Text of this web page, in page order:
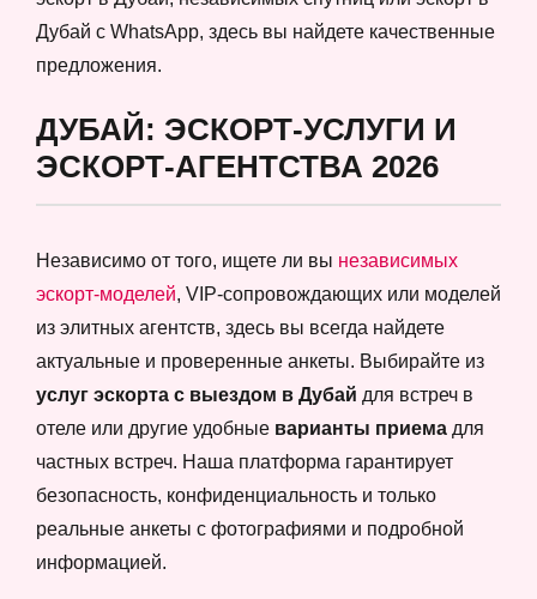
Дубай с WhatsApp, здесь вы найдете качественные
предложения.
ДУБАЙ: ЭСКОРТ-УСЛУГИ И
ЭСКОРТ-АГЕНТСТВА 2026
Независимо от того, ищете ли вы независимых
эскорт-моделей, VIP-сопровождающих или моделей
из элитных агентств, здесь вы всегда найдете
актуальные и проверенные анкеты. Выбирайте из
услуг эскорта с выездом в Дубай для встреч в
отеле или другие удобные варианты приема для
частных встреч. Наша платформа гарантирует
безопасность, конфиденциальность и только
реальные анкеты с фотографиями и подробной
информацией.